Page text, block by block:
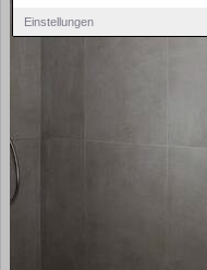
Einstellungen